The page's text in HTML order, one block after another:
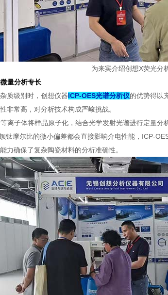
为来宾介绍创想X荧光分
量分析专长
质级别时，创想仪器ICP-OES光谱分析仪的优势得以
非常高，对分析技术构成严峻挑战。
离子体将样品原子化，结合光学发射光谱进行定量
钛摩尔比的微小偏差都会直接影响介电性能，ICP-
力确保了复杂陶瓷材料的分析准确性。